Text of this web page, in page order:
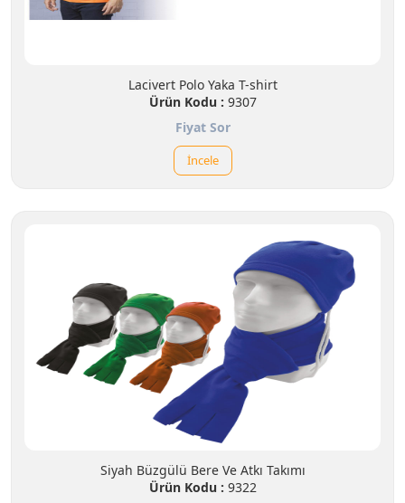
Lacivert Polo Yaka T-shirt
Ürün Kodu : 9307
Fiyat Sor
İncele
Siyah Büzgülü Bere Ve Atkı Takımı
Ürün Kodu : 9322